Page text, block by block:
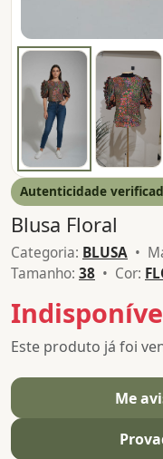
Autenticidade
Blusa Floral
Categoria: BLUSA •
Tamanho: 38 • Cor:
Este produto já foi
Me